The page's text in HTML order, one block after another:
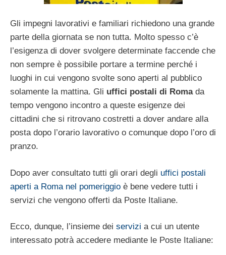
Gli impegni lavorativi e familiari richiedono una grande
parte della giornata se non tutta. Molto spesso c’è
l’esigenza di dover svolgere determinate faccende che
non sempre è possibile portare a termine perché i
luoghi in cui vengono svolte sono aperti al pubblico
solamente la mattina. Gli uffici postali di Romada
tempo vengono incontro a queste esigenze dei
cittadini che si ritrovano costretti a dover andare alla
posta dopo l’orario lavorativo o comunque dopo l’oro di
pranzo.
Dopo aver consultato tutti gli orari degli uffici postali
aperti a Roma nel pomeriggio è bene vedere tutti i
servizi che vengono offerti da Poste Italiane.
Ecco, dunque, l’insieme dei servizi a cui un utente
interessato potrà accedere mediante le Poste Italiane: